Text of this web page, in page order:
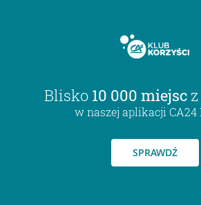
Blisko 10 000 miejsc
w naszej aplikacji CA24
SPRAWDŹ